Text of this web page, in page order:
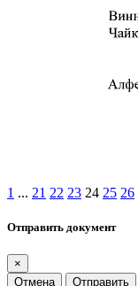
1 ... 21 22 23 24 25 26
Отправить документ
×
Отмена
Отправить